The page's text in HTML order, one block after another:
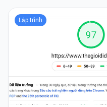
Lập trình